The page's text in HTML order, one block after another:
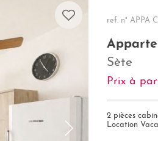
ref. n° APPA
Sète
Prix à
2 pièces
Location